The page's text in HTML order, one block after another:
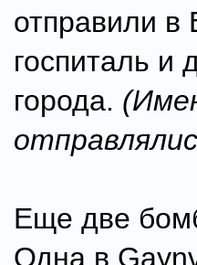
отправили в
госпиталь и
города.
Еще две
Одна в